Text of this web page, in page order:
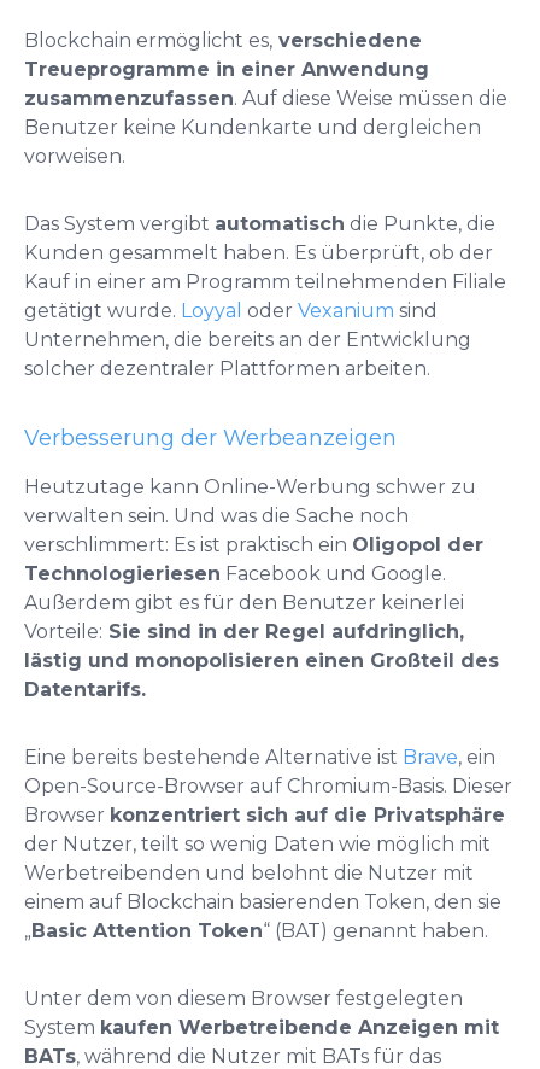
Blockchain ermöglicht es, verschiedene
Treueprogramme in einer Anwendung
zusammenzufassen. Auf diese Weise müssen die
Benutzer keine Kundenkarte und dergleichen
vorweisen.
Das System vergibt automatisch die Punkte, die
Kunden gesammelt haben. Es überprüft, ob der
Kauf in einer am Programm teilnehmenden Filiale
getätigt wurde. Loyyal oder Vexanium sind
Unternehmen, die bereits an der Entwicklung
solcher dezentraler Plattformen arbeiten.
Verbesserung der Werbeanzeigen
Heutzutage kann Online-Werbung schwer zu
verwalten sein. Und was die Sache noch
verschlimmert: Es ist praktisch ein Oligopol der
Technologieriesen Facebook und Google.
Außerdem gibt es für den Benutzer keinerlei
Vorteile: Sie sind in der Regel aufdringlich,
lästig und monopolisieren einen Großteil des
Datentarifs.
Eine bereits bestehende Alternative ist Brave, ein
Open-Source-Browser auf Chromium-Basis. Dieser
Browser konzentriert sich auf die Privatsphäre
der Nutzer, teilt so wenig Daten wie möglich mit
Werbetreibenden und belohnt die Nutzer mit
einem auf Blockchain basierenden Token, den sie
„Basic Attention Token“ (BAT) genannt haben.
Unter dem von diesem Browser festgelegten
System kaufen Werbetreibende Anzeigen mit
BATs, während die Nutzer mit BATs für das